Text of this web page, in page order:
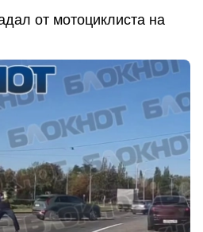
от мотоциклиста на